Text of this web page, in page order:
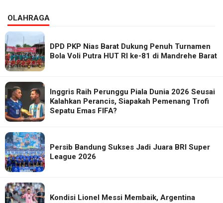
OLAHRAGA
DPD PKP Nias Barat Dukung Penuh Turnamen
Bola Voli Putra HUT RI ke-81 di Mandrehe Barat
Inggris Raih Perunggu Piala Dunia 2026 Seusai
Kalahkan Perancis, Siapakah Pemenang Trofi
Sepatu Emas FIFA?
Persib Bandung Sukses Jadi Juara BRI Super
League 2026
Kondisi Lionel Messi Membaik, Argentina